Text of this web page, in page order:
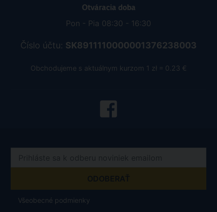
Otváracia doba
Pon - Pia 08:30 - 16:30
Číslo účtu: SK8911110000001376238003
Obchodujeme s aktuálnym kurzom 1 zł = 0.23 €
Všeobecné podmienky